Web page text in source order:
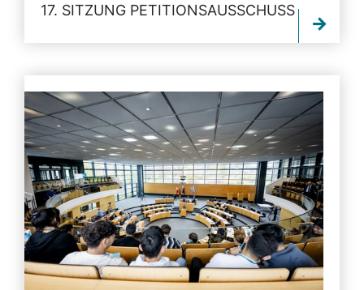
17. SITZUNG PETITIONSAUSSCHUSS